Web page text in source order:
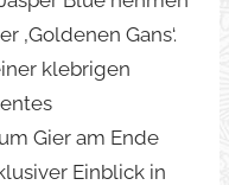
‚Goldenen Gans‘.
klebrigen
Gier am Ende
Einblick in